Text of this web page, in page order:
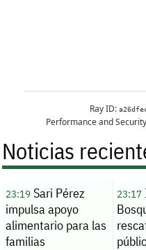
Noticias
23:19 Sari Pérez
impulsa apoyo
alimentario para las
familias
23:17